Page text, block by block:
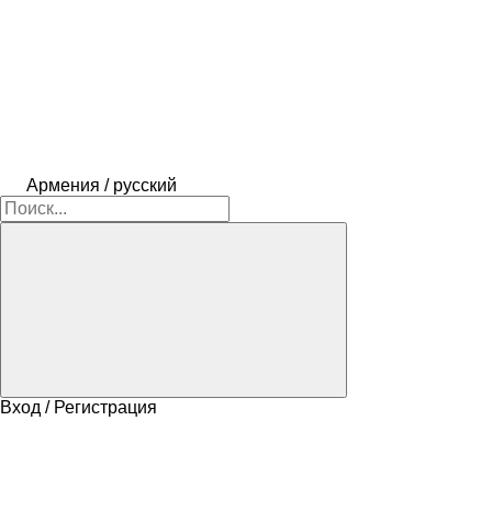
Армения / русский
Вход / Регистрация